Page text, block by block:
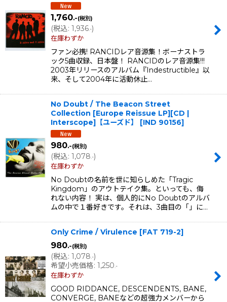
1,760.-(税別)
(税込: 1,936.-)
在庫わずか
ファン必携! RANCIDレア音源集！ボーナストラ
ック5曲収録、日本盤！ RANCIDのレア音源集!!!
2003年リリースのアルバム『Indestructible』以
来、そして2004年に活動休止…
No Doubt / The Beacon Street
Collection [Europe Reissue LP][CD |
Interscope]【ユーズド】
[IND 90156]
980.-(税別)
(税込: 1,078.-)
在庫わずか
No Doubtの名前を世に知らしめた「Tragic
Kingdom」のアウトテイク集。といっても、侮
れない内容！ 実は、個人的にNo Doubtのアルバ
ムの中で１番好きです。それは、3曲目の「」に…
Only Crime / Virulence [FAT 719-2]
980.-(税別)
(税込: 1,078.-)
希望小売価格: 1,250.-
在庫わずか
GOOD RIDDANCE, DESCENDENTS, BANE,
CONVERGE, BANEなどの超強力メンバーから